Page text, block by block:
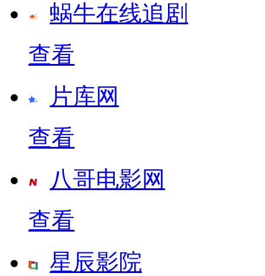
蜗牛在线追剧
查看
片库网
查看
八哥电影网
查看
星辰影院